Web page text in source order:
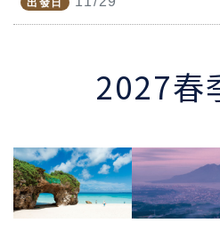
島
高
鐵
出發日
2027春